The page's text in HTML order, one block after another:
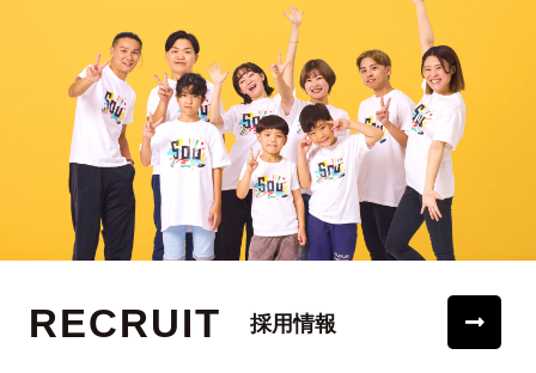
RECRUIT 採用情報